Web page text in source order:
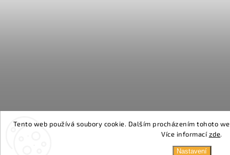
Tento web používá soubory cookie. Dalším procházením tohoto
Více informacízde.
Nastavení